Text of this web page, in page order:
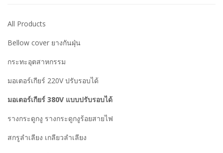
All Products
Bellow cover ยางกันฝุ่น
กระทะอุตสาหกรรม
มอเตอร์เกียร์ 220V ปรับรอบได้
มอเตอร์เกียร์ 380V แบบปรับรอบได้
รางกระดูกงู รางกระดูกงูร้อยสายไฟ
สกรูลำเลียง เกลียวลำเลียง